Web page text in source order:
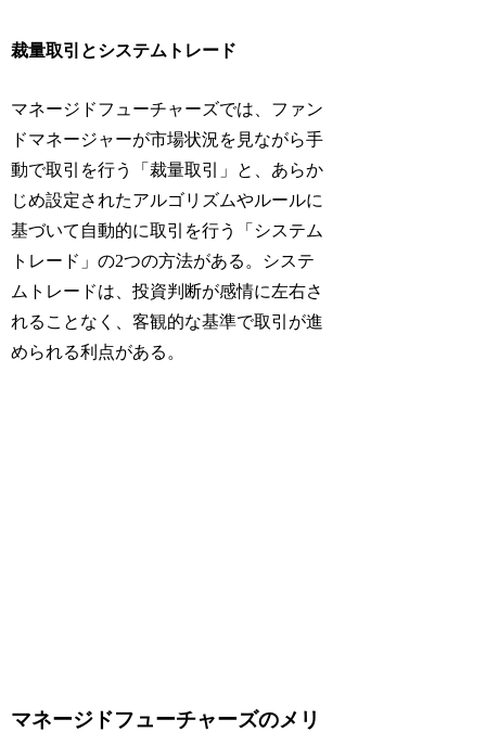
裁量取引とシステムトレード
マネージドフューチャーズでは、ファン
ドマネージャーが市場状況を見ながら手
動で取引を行う「裁量取引」と、あらか
じめ設定されたアルゴリズムやルールに
基づいて自動的に取引を行う「システム
トレード」の2つの方法がある。システ
ムトレードは、投資判断が感情に左右さ
れることなく、客観的な基準で取引が進
められる利点がある。
マネージドフューチャーズのメリ